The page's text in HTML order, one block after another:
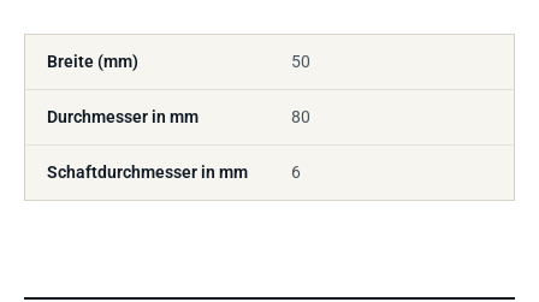
Breite (mm) 50
Durchmesser in mm 80
Schaftdurchmesser in mm 6